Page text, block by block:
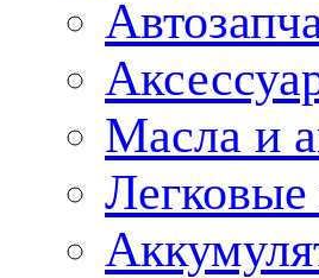
Масла и